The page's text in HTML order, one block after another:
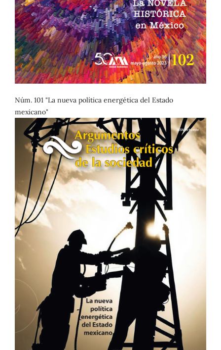
Núm. 101 "La nueva política energética del Estado
mexicano"